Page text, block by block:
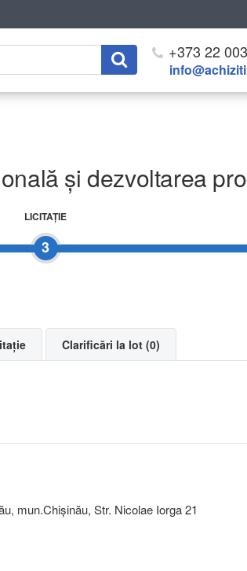
+373 22
și dezvoltarea
3
LICITAŢIE
Clarificări la lot (0)
mun.Chişinău, Str. Nicolae Iorga 21